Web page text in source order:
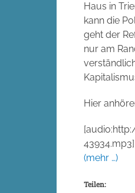
Haus in
kann die
geht der
nur am
Hier
43934.mp3]
(mehr …)
Teilen: